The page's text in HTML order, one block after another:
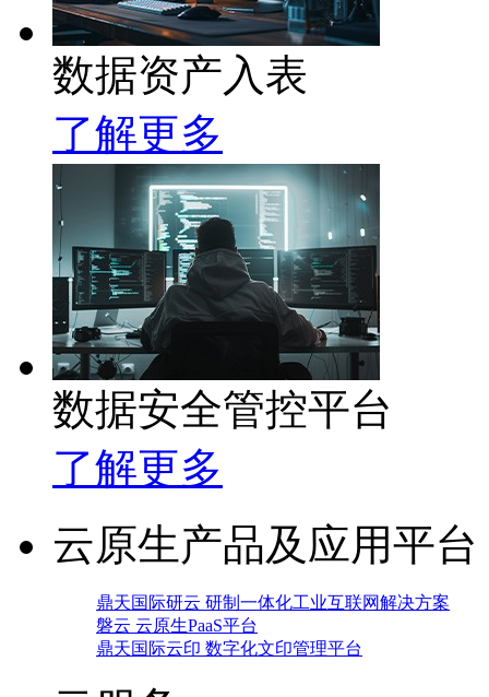
数据资产入表
了解更多
数据安全管控平台
了解更多
云原生产品及应用平台
鼎天国际研云 研制一体化工业互联网解决方案
磐云 云原生PaaS平台
鼎天国际云印 数字化文印管理平台